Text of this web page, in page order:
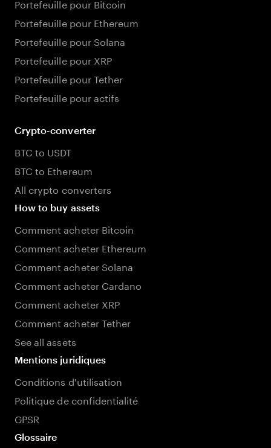
Portefeuille pour Bitcoin
Portefeuille pour Ethereum
Portefeuille pour Solana
Portefeuille pour XRP
Portefeuille pour Tether
Portefeuille pour actifs
Crypto-converter
BTC to USDT
BTC to Ethereum
All crypto converters
How to buy assets
Comment acheter Bitcoin
Comment acheter Ethereum
Comment acheter Solana
Comment acheter Cardano
Comment acheter XRP
Comment acheter Tether
See all assets
Mentions juridiques
Conditions d'utilisation
Politique de confidentialité
GPSR
Glossaire